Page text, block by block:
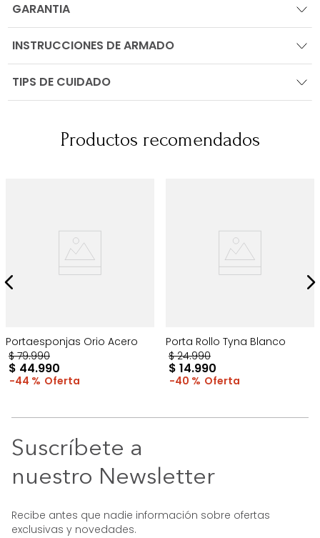
GARANTIA
INSTRUCCIONES DE ARMADO
TIPS DE CUIDADO
Productos recomendados
Portaesponjas Orio Acero
$ 79.990
$ 44.990
44 %
Porta Rollo Tyna Blanco
$ 24.990
$ 14.990
40 %
Suscríbete a
nuestro Newsletter
Recibe antes que nadie información sobre ofertas
exclusivas y novedades.